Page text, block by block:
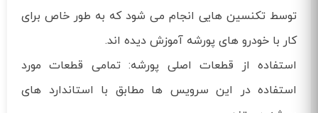
توسط تکنسین‌ هایی انجام می‌ شود که به طور خاص برای
کار با خودرو های پورشه آموزش دیده‌ اند.
استفاده از قطعات اصلی پورشه: تمامی قطعات مورد
استفاده در این سرویس‌ ها مطابق با استاندارد های